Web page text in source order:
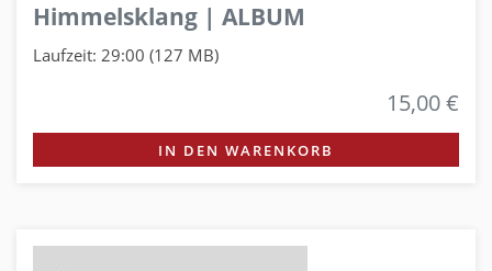
Himmelsklang | ALBUM
Laufzeit: 29:00 (127 MB)
15,00 €
IN DEN WARENKORB